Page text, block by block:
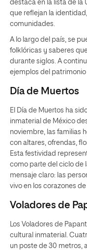
destaca en la lista de la
que reflejan la
comunidades.
A lo largo del país, se
folklóricas y saberes
durante siglos. A
ejemplos del
Día de Muertos
El Día de Muertos ha
inmaterial de México
noviembre, las familias
con altares, ofrendas,
Esta festividad
como parte del ciclo de
mensaje claro: las
vivo en los corazones
Voladores de
Los Voladores de
cultural inmaterial.
un poste de 30 metros,